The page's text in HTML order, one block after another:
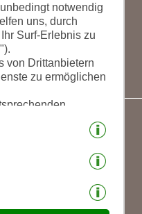
notwendig
uns, durch
Surf-Erlebnis zu
von Drittanbietern
zu ermöglichen
Sie selbst, welche
"Auswahl
erlauben.
Sie jederzeit
|
Seite drucken